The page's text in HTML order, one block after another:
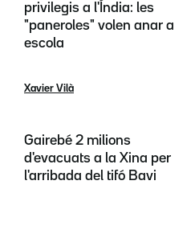
privilegis a l'Índia: les
"paneroles" volen anar a
escola
Xavier Vilà
Gairebé 2 milions
d'evacuats a la Xina per
l'arribada del tifó Bavi